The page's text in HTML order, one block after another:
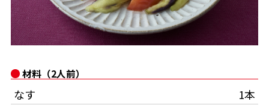
旨さ、別格。だし屋の鍋
汁物レシピ
かつお節・だしをもっと知る
- 百年対話
採用情報
ヤマキお客様相談室
オンラインショップ
Global
材料（2人前）
なす
1本